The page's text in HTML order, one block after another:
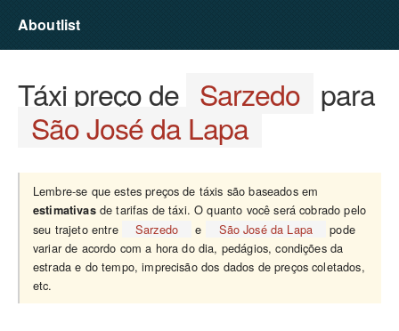
Aboutlist
Táxi preço de Sarzedo para
São José da Lapa
Lembre-se que estes preços de táxis são baseados em
estimativasde tarifas de táxi. O quanto você será cobrado pelo
seu trajeto entre
Sarzedo e São José da Lapa
pode
variar de acordo com a hora do dia, pedágios, condições da
estrada e do tempo, imprecisão dos dados de preços coletados,
etc.